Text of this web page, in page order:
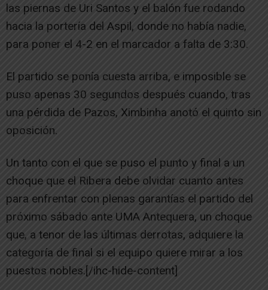
las piernas de Uri Santos y el balón fue rodando
hacia la portería del Aspil, donde no había nadie,
para poner el 4-2 en el marcador a falta de 3:30.
El partido se ponía cuesta arriba, e imposible se
puso apenas 30 segundos después cuando, tras
una pérdida de Pazos, Ximbinha anotó el quinto sin
oposición.
Un tanto con el que se puso el punto y final a un
choque que el Ribera debe olvidar cuanto antes
para enfrentar con plenas garantías el partido del
próximo sábado ante UMA Antequera, un choque
que, a tenor de las últimas derrotas, adquiere la
categoría de final si el equipo quiere mirar a los
puestos nobles.[/ihc-hide-content]